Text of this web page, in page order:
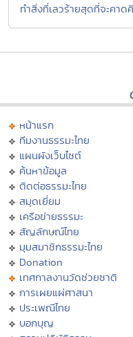
ทำสิ่งที่เลวร้ายสุดที่จะค
หน้าแรก
ทีมงานธรรมะไทย
แผนผังเว็บไซต์
ค้นหาข้อมูล
ติดต่อธรรมะไทย
สมุดเยี่ยม
เครือข่ายธรรมะ
สัญลักษณ์ไทย
มุมสมาชิกธรรมะไทย
Donation
เทศกาลงานวัดช่วยชาติ
การเผยแผ่ศาสนา
ประเพณีไทย
บอกบุญ